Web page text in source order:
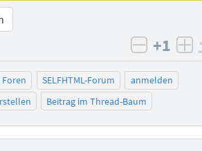
negativ
+1
SELFHTML-Forum
anmelden
Beitrag im Thread-Baum